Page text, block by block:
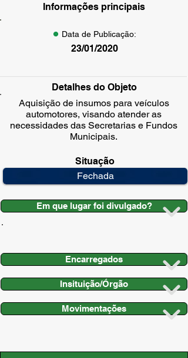
Informações principais
Data de Publicação:
23/01/2020
Detalhes do Objeto
Aquisição de insumos para veículos
automotores, visando atender as
necessidades das Secretarias e Fundos
Municipais.
Situação
Fechada
Em que lugar foi divulgado?
Encarregados
Insituição/Órgão
Movimentações